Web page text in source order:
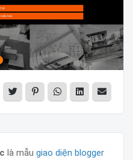
là mẫu giao diện blogger